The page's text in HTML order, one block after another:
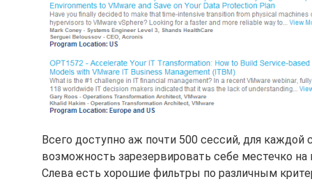
Всего доступно аж почти 500 сессий, для
возможность зарезервировать себе местечко
Слева есть хорошие фильтры по различным